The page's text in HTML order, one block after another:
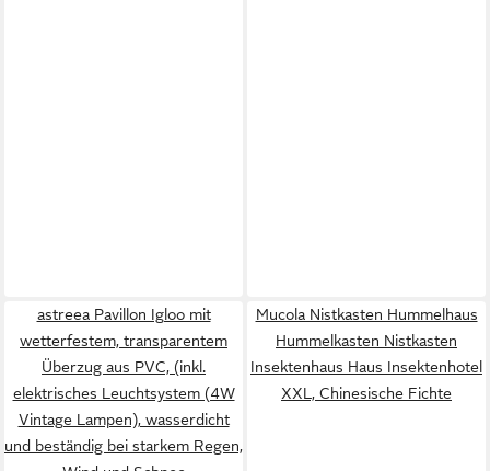
astreea Pavillon Igloo mit
wetterfestem, transparentem
Überzug aus PVC, (inkl.
elektrisches Leuchtsystem (4W
Vintage Lampen), wasserdicht
und beständig bei starkem Regen,
Mucola Nistkasten Hummelhaus
Hummelkasten Nistkasten
Insektenhaus Haus Insektenhotel
XXL, Chinesische Fichte